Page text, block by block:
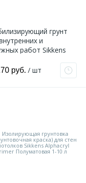
грунт
и
работ Sikkens
руб. / шт